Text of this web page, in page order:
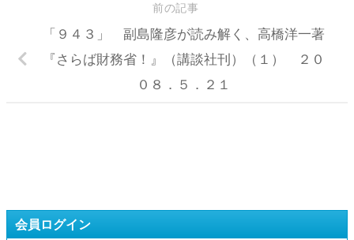
前の記事
「９４３」 副島隆彦が読み解く、高橋洋一著
『さらば財務省！』（講談社刊）（１） ２０
０８．５．２１
会員ログイン